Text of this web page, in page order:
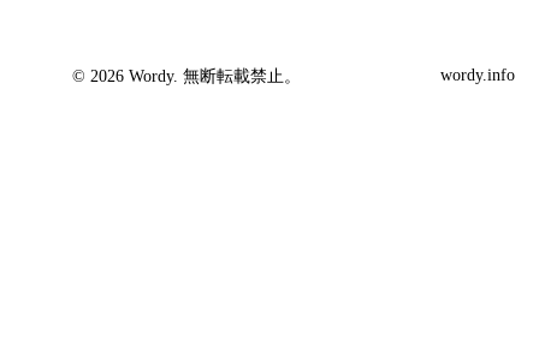
© 2026 Wordy. 無断転載禁止。 wordy.info